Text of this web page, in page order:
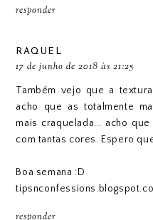
responder
RAQUEL
17 de junho de 2018 às 21:25
Também vejo que a
acho que as totalmente
mais craquelada... acho
com tantas cores. Espero
Boa semana :D
responder